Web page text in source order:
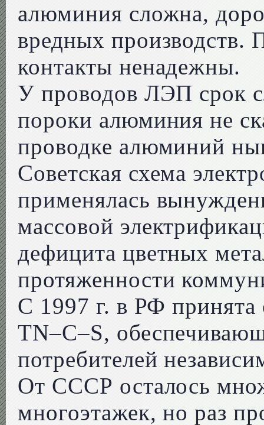
алюминия сложна,
вредных производств.
контакты ненадежны.
У проводов ЛЭП срок
пороки алюминия не
проводке алюминий
Советская схема
применялась
массовой
дефицита цветных
протяженности
С 1997 г. в РФ принята
TN–C–S,
потребителей
От СССР осталось
многоэтажек, но раз